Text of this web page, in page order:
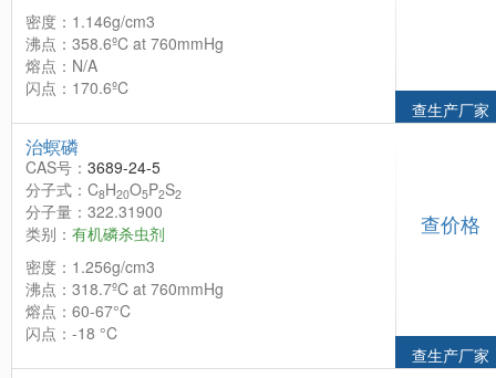
密度：1.146g/cm3
沸点：358.6ºC at 760mmHg
熔点：N/A
闪点：170.6ºC
查生产厂家
治螟磷
CAS号： 3689-24-5
分子式：C8H20O5P2S2
分子量：322.31900
类别： 有机磷杀虫剂
密度：1.256g/cm3
沸点：318.7ºC at 760mmHg
熔点：60-67°C
闪点：-18 °C
查价格
查生产厂家